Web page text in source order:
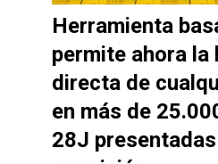
Herramienta
permite ahora la
directa de
en más de
28J